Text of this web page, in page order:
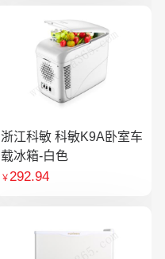
浙江科敏 科敏K9A卧室车
载冰箱-白色
￥292.94